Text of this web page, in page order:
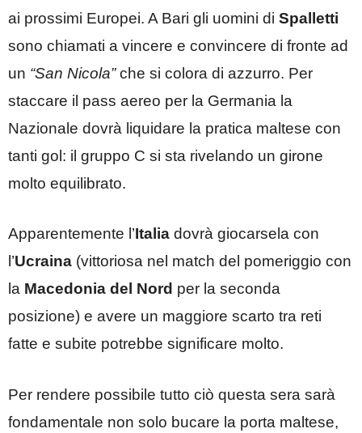
ai prossimi Europei. A Bari gli uomini di Spalletti
sono chiamati a vincere e convincere di fronte ad
un “San Nicola”che si colora di azzurro. Per
staccare il pass aereo per la Germania la
Nazionale dovrà liquidare la pratica maltese con
tanti gol: il gruppo C si sta rivelando un girone
molto equilibrato.
Apparentemente l’Italia dovrà giocarsela con
l’Ucraina (vittoriosa nel match del pomeriggio con
la Macedonia del Nord per la seconda
posizione) e avere un maggiore scarto tra reti
fatte e subite potrebbe significare molto.
Per rendere possibile tutto ciò questa sera sarà
fondamentale non solo bucare la porta maltese,